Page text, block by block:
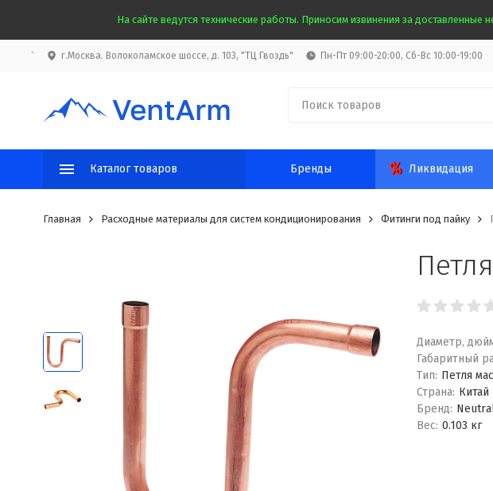
На сайте ведутся технические работы. Приносим извинения за
` г.Москва. Волоколамское шоссе, д. 103, "ТЦ Гвоздь" Пн-Пт 09:00-20:00, Сб-Вс 10:00-19:00
Каталог товаров Бренды Ликвидация
Главная Расходные материалы для систем кондиционирования Фитинги под пайку
Диаметр,
Габаритный
Тип: Петля
Страна: Китай
Бренд:
Вес: 0.103 кг